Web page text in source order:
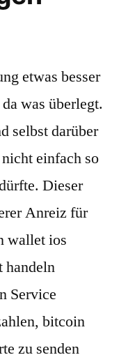
etwas besser
was überlegt.
selbst darüber
einfach so
Dieser
Anreiz für
wallet ios
handeln
Service
bitcoin
zu senden